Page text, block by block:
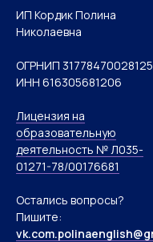
ИП Кордик Полина
Николаевна
ОГРНИП
ИНН 616305681206
Лицензия на
образовательную
деятельность № Л035-
01271-78/00176681
Остались вопросы?
Пишите: